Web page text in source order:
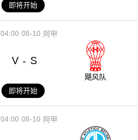
即将开始
08-10
04:00 阿甲
V - S
飓风队
即将开始
08-10
04:00 阿甲